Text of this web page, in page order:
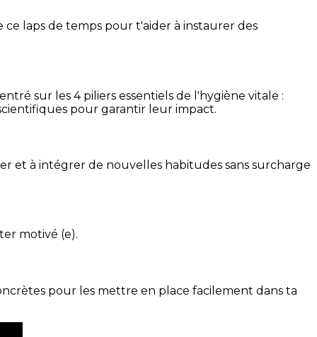
laps de temps pour t'aider à instaurer des
sur les 4 piliers essentiels de l'hygiène vitale :
pour garantir leur impact.
et à intégrer de nouvelles habitudes sans surcharge
motivé (e).
pour les mettre en place facilement dans ta